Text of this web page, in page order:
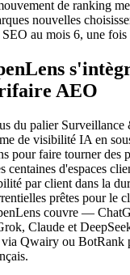
de ranking
nouvelles
au mois 6, une fois
AEO
du palier Surveillance
de visibilité IA en
pour faire tourner des
centaines d'espaces
par client dans la
prêtes pour le
couvre —
Claude et
Qwairy ou BotRank